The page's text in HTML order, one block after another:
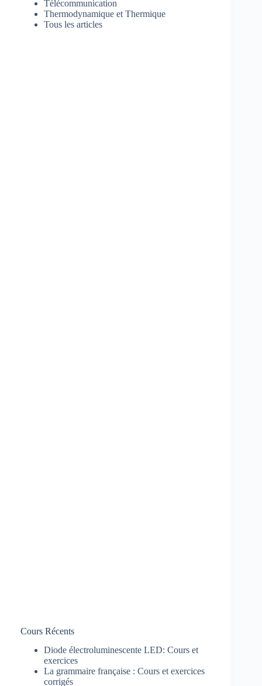
Télécommunication
Thermodynamique et Thermique
Tous les articles
Cours Récents
Diode électroluminescente LED: Cours et
exercices
La grammaire française : Cours et exercices
corrigés